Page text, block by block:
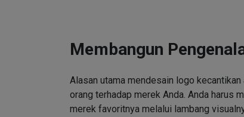
Membangun
Alasan utama mendesain logo
orang terhadap merek Anda. Anda harus
merek favoritnya melalui lambang